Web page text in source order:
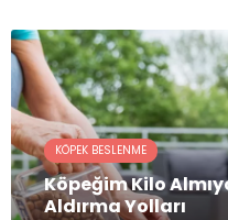
KÖPEK BESLENME
Köpeğim Kilo
Aldırma Yolları